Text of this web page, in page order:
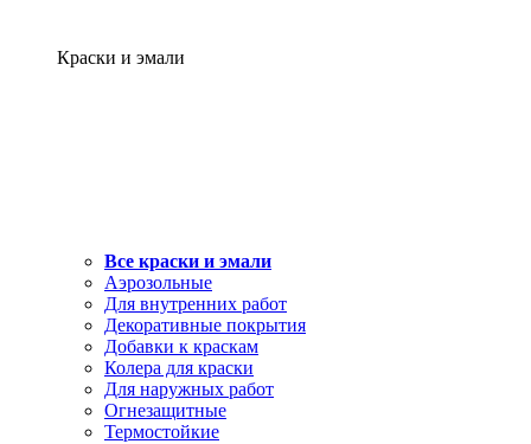
Краски и эмали
Все краски и эмали
Аэрозольные
Для внутренних работ
Декоративные покрытия
Добавки к краскам
Колера для краски
Для наружных работ
Огнезащитные
Термостойкие